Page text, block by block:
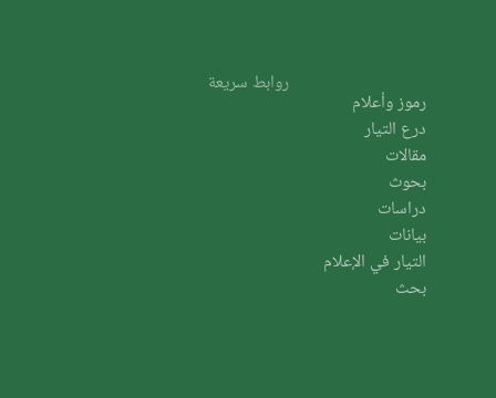
روابط سريعة
رموز وأعلام
درع التيار
مقالات
بحوث
دراسات
بيانات
التيار في الإعلام
بحث